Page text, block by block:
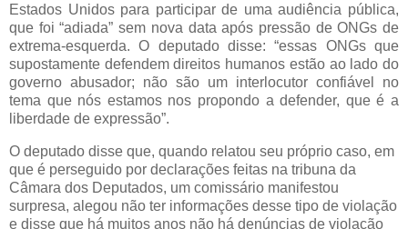
Estados Unidos para participar de uma audiência pública,
que foi “adiada” sem nova data após pressão de ONGs de
extrema-esquerda. O deputado disse: “essas ONGs que
supostamente defendem direitos humanos estão ao lado do
governo abusador; não são um interlocutor confiável no
tema que nós estamos nos propondo a defender, que é a
liberdade de expressão”.
O deputado disse que, quando relatou seu próprio caso, em
que é perseguido por declarações feitas na tribuna da
Câmara dos Deputados, um comissário manifestou
surpresa, alegou não ter informações desse tipo de violação
e disse que há muitos anos não há denúncias de violação